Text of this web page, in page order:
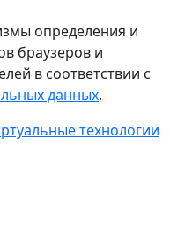
определения и
браузеров и
в соответствии с
данных.
технологии